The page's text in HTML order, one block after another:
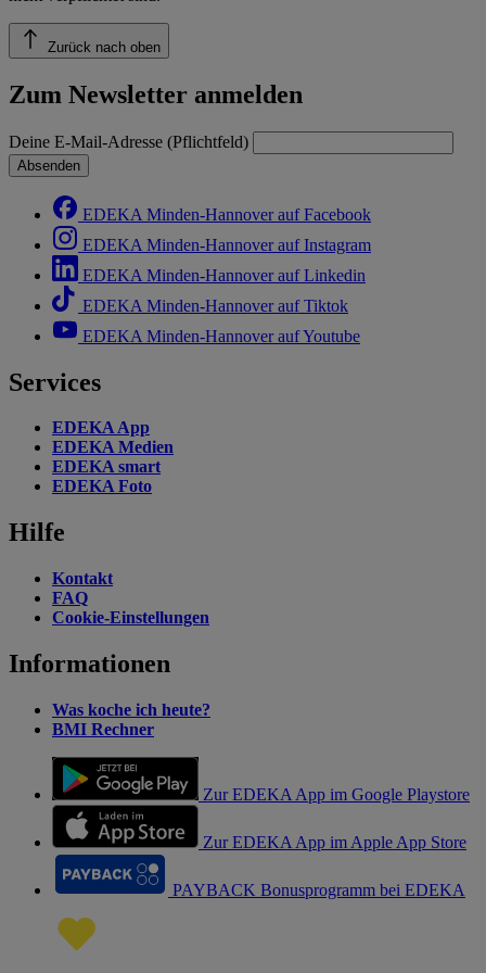
Zurück nach oben
Zum Newsletter anmelden
Deine E-Mail-Adresse (Pflichtfeld)
Absenden
EDEKA Minden-Hannover auf Facebook
EDEKA Minden-Hannover auf Instagram
EDEKA Minden-Hannover auf Linkedin
EDEKA Minden-Hannover auf Tiktok
EDEKA Minden-Hannover auf Youtube
Services
EDEKA App
EDEKA Medien
EDEKA smart
EDEKA Foto
Hilfe
Kontakt
FAQ
Cookie-Einstellungen
Informationen
Was koche ich heute?
BMI Rechner
Zur EDEKA App im Google Playstore
Zur EDEKA App im Apple App Store
PAYBACK Bonusprogramm bei EDEKA